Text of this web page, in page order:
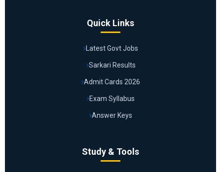
Quick Links
Latest Govt Jobs
Sarkari Results
Admit Cards 2026
Exam Syllabus
Answer Keys
Study & Tools